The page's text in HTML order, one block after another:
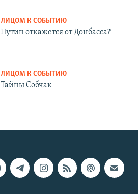
ЛИЦОМ К СОБЫТИЮ
Путин откажется от Донбасса?
ЛИЦОМ К СОБЫТИЮ
Тайны Собчак